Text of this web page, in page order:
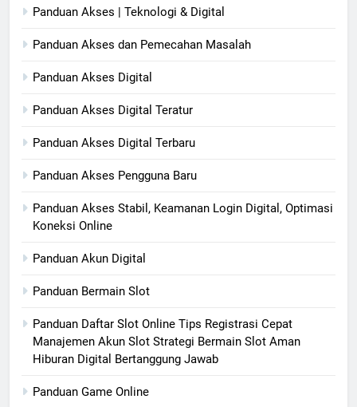
Panduan Akses | Teknologi & Digital
Panduan Akses dan Pemecahan Masalah
Panduan Akses Digital
Panduan Akses Digital Teratur
Panduan Akses Digital Terbaru
Panduan Akses Pengguna Baru
Panduan Akses Stabil, Keamanan Login Digital, Optimasi
Koneksi Online
Panduan Akun Digital
Panduan Bermain Slot
Panduan Daftar Slot Online Tips Registrasi Cepat
Manajemen Akun Slot Strategi Bermain Slot Aman
Hiburan Digital Bertanggung Jawab
Panduan Game Online